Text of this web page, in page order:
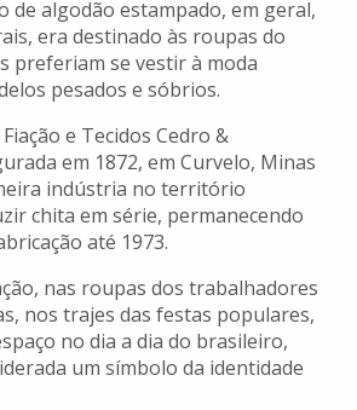
de algodão estampado, em geral,
era destinado às roupas do
preferiam se vestir à moda
pesados e sóbrios.
e Tecidos Cedro &
em 1872, em Curvelo, Minas
indústria no território
chita em série, permanecendo
até 1973.
nas roupas dos trabalhadores
nos trajes das festas populares,
no dia a dia do brasileiro,
um símbolo da identidade